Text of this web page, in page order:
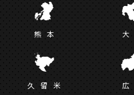
熊 本 大
久留 米 広